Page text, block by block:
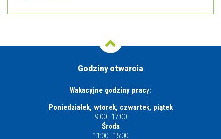
Godziny otwarcia
Wakacyjne godziny pracy:
Poniedziałek, wtorek, czwartek, piątek
9:00 - 17:00
Środa
11:00 - 15:00